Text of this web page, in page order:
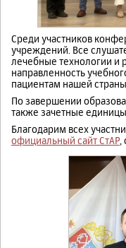
Среди участников
учреждений. Все
лечебные технологии и
направленность
пациентам нашей страны.
По завершении
также зачетные
Благодарим всех
официальный сайт СтАР